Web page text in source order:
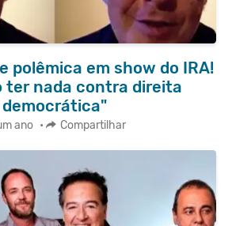
polêmica em show do IRA!
ter nada contra direita
democrática"
ano • Compartilhar